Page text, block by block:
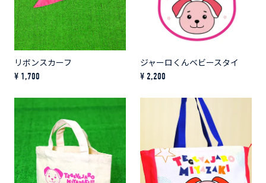
リボンスカーフ
¥ 1,700
ジャーロくんベビースタイ
¥ 2,200